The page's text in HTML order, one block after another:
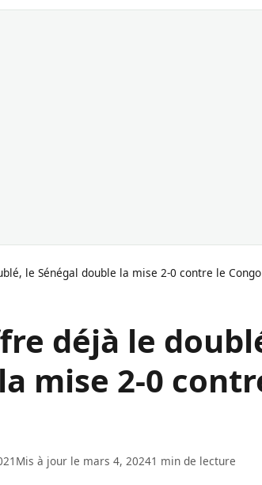
le Sénégal double la mise 2-0 contre le
déjà le
mise 2-0
Mis à jour le mars 4, 20241 min de lecture